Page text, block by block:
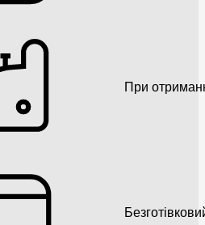
При